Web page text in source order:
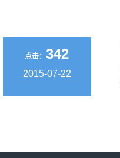
点击：342
2015-07-22